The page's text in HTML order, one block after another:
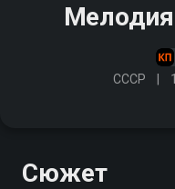
Мелодия
СССР
Сюжет